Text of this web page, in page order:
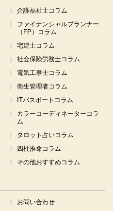
介護福祉士コラム
ファイナンシャルプランナー
（FP）コラム
宅建士コラム
社会保険労務士コラム
電気工事士コラム
衛生管理者コラム
ITパスポートコラム
カラーコーディネーターコラ
ム
タロット占いコラム
四柱推命コラム
その他おすすめコラム
お問い合わせ